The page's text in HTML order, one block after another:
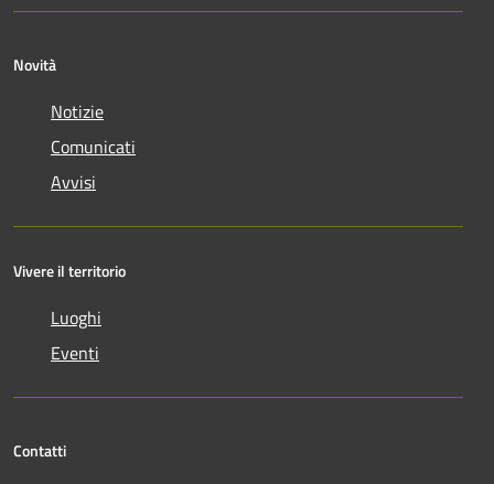
Novità
Notizie
Comunicati
Avvisi
Vivere il territorio
Luoghi
Eventi
Contatti